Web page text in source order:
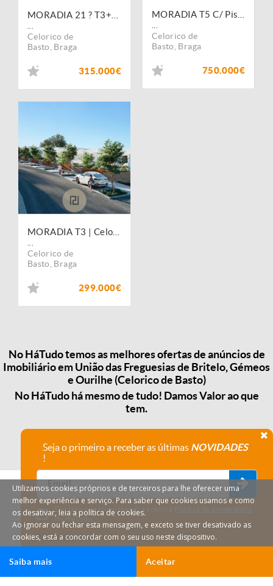
Celorico de
Basto Braga
315.000€
Celorico de
Basto Braga
750.000€
Celorico de
Basto Braga
299.000€
No HáTudo temos as melhores ofertas de anúncios de
Imobiliário em União das Freguesias de Britelo, Gémeos
e Ourilhe (Celorico de Basto)
No HáTudo há mesmo de tudo! Damos Valor ao que
tem.
Seja o primeiro a receber as últimas NOVIDADES
!
Declaro que compreendi e aceito a Política de privacidade
do HáTudo.
Anular subscrição
Utilizamos cookies próprios e de terceiros para lhe oferecer uma
melhor experiência e serviço. Para saber que cookies usamos e como
os desativar, leia a política de cookies.
Ao ignorar ou fechar esta mensagem, e exceto se tiver desativado as
cookies, está a concordar com o seu uso neste dispositivo.
Aceitar
Saiba mais